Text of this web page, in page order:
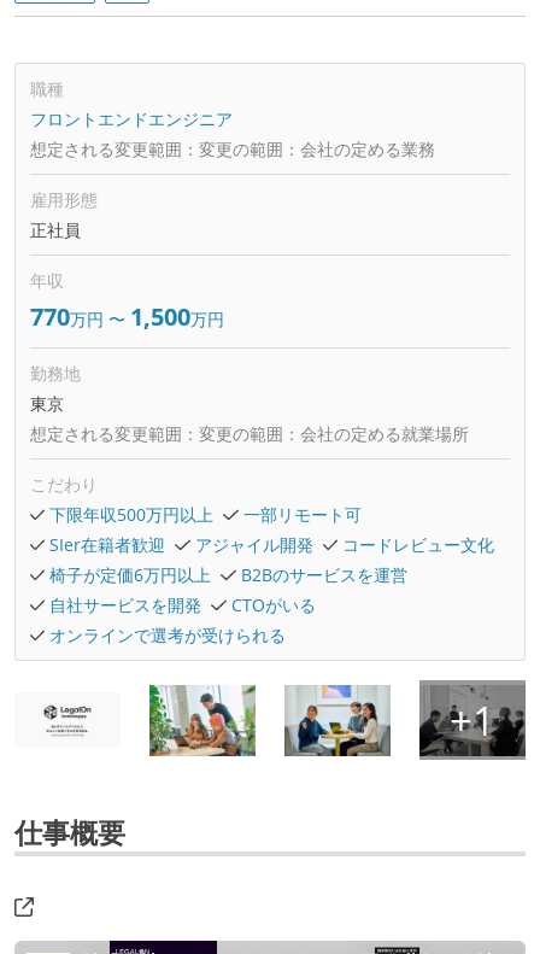
職種
フロントエンドエンジニア
想定される変更範囲： 変更の範囲：会社の定める業務
雇用形態
正社員
年収
770万円 〜 1,500万円
勤務地
東京
想定される変更範囲： 変更の範囲：会社の定める就業場所
こだわり
下限年収500万円以上
一部リモート可
SIer在籍者歓迎
アジャイル開発
コードレビュー文化
椅子が定価6万円以上
B2Bのサービスを運営
自社サービスを開発
CTOがいる
オンラインで選考が受けられる
仕事概要